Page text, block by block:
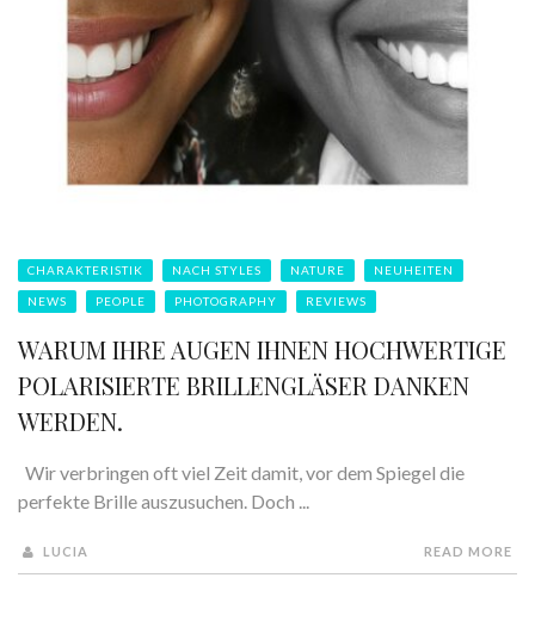
CHARAKTERISTIK NACH STYLES NATURE NEUHEITEN
NEWS PEOPLE PHOTOGRAPHY REVIEWS
WARUM IHRE AUGEN IHNEN HOCHWERTIGE
POLARISIERTE BRILLENGLÄSER DANKEN
WERDEN.
Wir verbringen oft viel Zeit damit, vor dem Spiegel die
perfekte Brille auszusuchen. Doch ...
LUCIA READ MORE